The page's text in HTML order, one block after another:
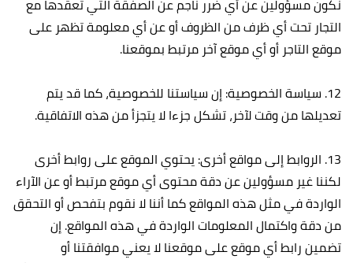
نكون مسؤولين عن أي ضرر ناجم عن الصفقة التي تعقدها مع
التجار تحت أي ظرف من الظروف أو عن أي معلومة تظهر على
موقع التاجر أو أي موقع آخر مرتبط بموقعنا.
12. سياسة الخصوصية: إن سياستنا للخصوصية، كما قد يتم
تعديلها من وقت لآخر، تشكل جزءا لا يتجزأ من هذه الاتفاقية.
13. الروابط إلى مواقع أخرى: يحتوي الموقع على روابط أخرى
لكننا غير مسؤولين عن دقة محتوى أي موقع مرتبط أو عن الآراء
الواردة في مثل هذه المواقع كما أننا لا نقوم بتفحص أو التحقق
من دقة واكتمال المعلومات الواردة في هذه المواقع. إن
تضمين رابط أي موقع على موقعنا لا يعني موافقتنا أو